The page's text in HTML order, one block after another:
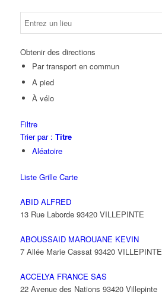
Obtenir des directions
Par transport en commun
A pied
À vélo
Filtre
Trier par : Titre
Aléatoire
Liste Grille Carte
ABID ALFRED
13 Rue Laborde 93420 VILLEPINTE
ABOUSSAID MAROUANE KEVIN
7 Allée Marie Cassat 93420 VILLEPINTE
ACCELYA FRANCE SAS
22 Avenue des Nations 93420 Villepinte